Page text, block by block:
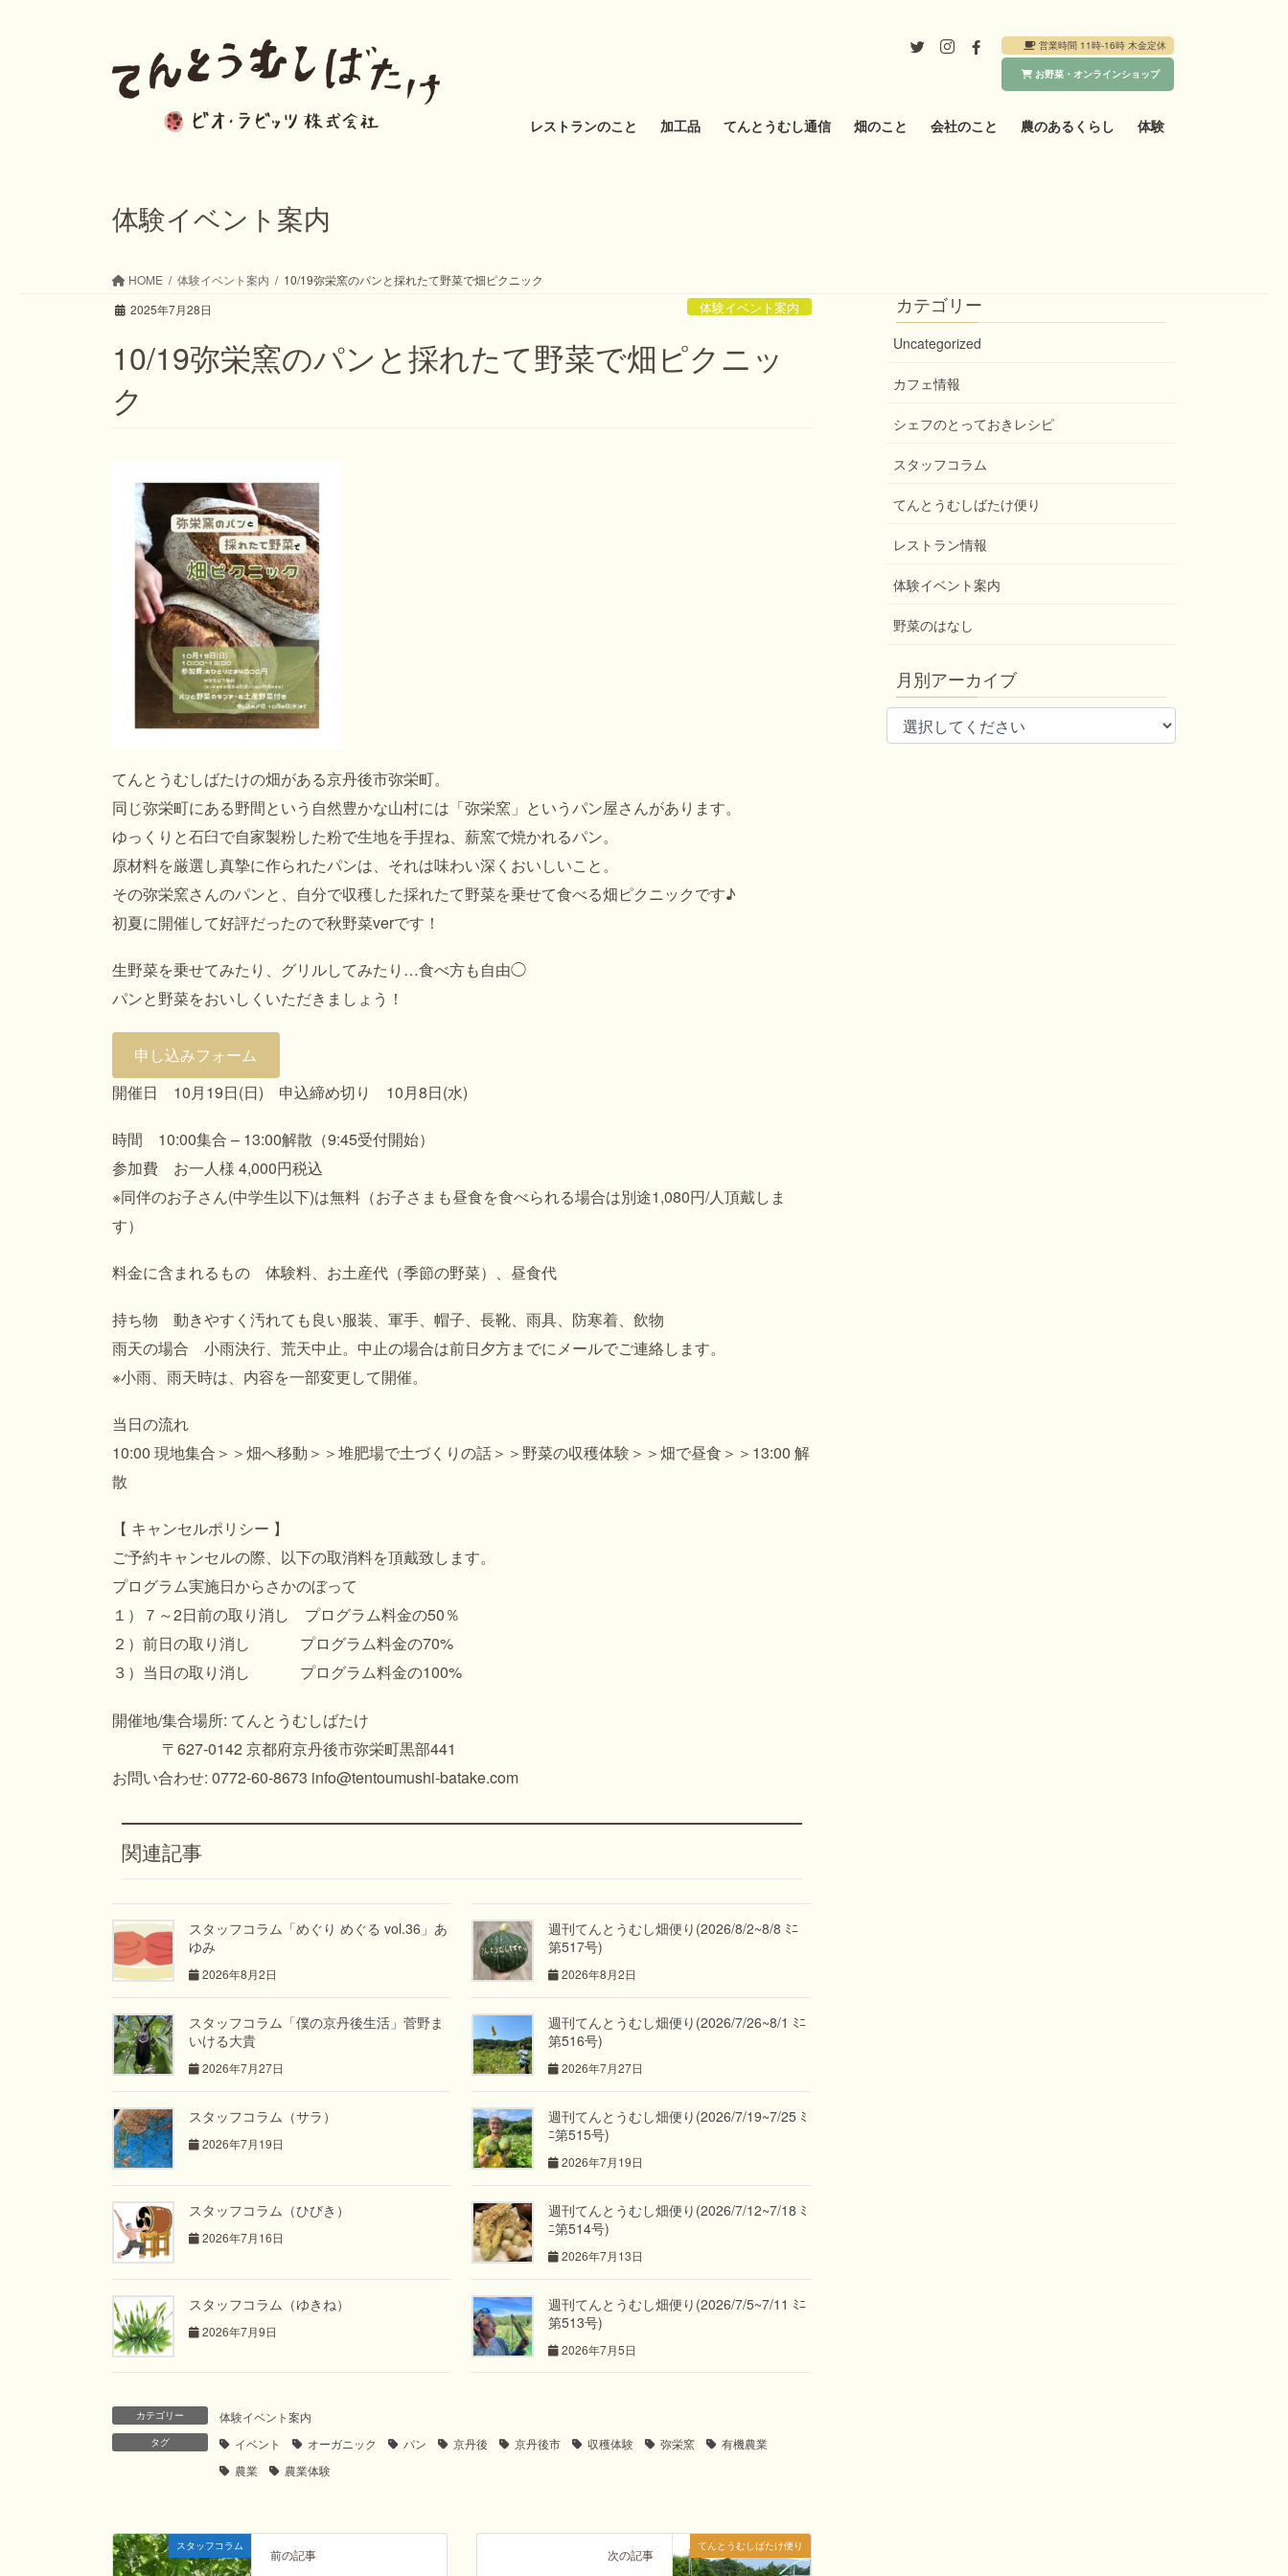
営業時間 11時-16時 木金定休
お野菜・オンラインショップ
レストランのこと 加工品 てんとうむし通信 畑のこと 会社のこと 農のあるくらし 体験
体験イベント案内
HOME 体験イベント案内
10/19弥栄窯のパンと採れたて野菜で畑ピクニック
2025年7月28日
体験イベント案内
10/19弥栄窯のパンと採れたて野菜で畑ピクニッ
ク
てんとうむしばたけの畑がある京丹後市弥栄町。
同じ弥栄町にある野間という自然豊かな山村には「弥栄窯」というパン屋さんがあります。
ゆっくりと石臼で自家製粉した粉で生地を手捏ね、薪窯で焼かれるパン。
原材料を厳選し真摯に作られたパンは、それは味わい深くおいしいこと。
その弥栄窯さんのパンと、自分で収穫した採れたて野菜を乗せて食べる畑ピクニックです♪
初夏に開催して好評だったので秋野菜verです！
生野菜を乗せてみたり、グリルしてみたり…食べ方も自由◯
パンと野菜をおいしくいただきましょう！
申し込みフォーム
開催日 10月19日(日) 申込締め切り 10月8日(水)
時間 10:00集合 – 13:00解散（9:45受付開始）
参加費 お一人様 4,000円税込
※同伴のお子さん(中学生以下)は無料（お子さまも昼食を食べられる場合は別途1,080円/人頂戴しま
す）
料金に含まれるもの 体験料、お土産代（季節の野菜）、昼食代
持ち物 動きやすく汚れても良い服装、軍手、帽子、長靴、雨具、防寒着、飲物
雨天の場合 小雨決行、荒天中止。中止の場合は前日夕方までにメールでご連絡します。
※小雨、雨天時は、内容を一部変更して開催。
当日の流れ
10:00 現地集合＞＞畑へ移動＞＞堆肥場で土づくりの話＞＞野菜の収穫体験＞＞畑で昼食＞＞13:00 解
散
【 キャンセルポリシー 】
ご予約キャンセルの際、以下の取消料を頂戴致します。
プログラム実施日からさかのぼって
１）７～2日前の取り消し プログラム料金の50％
２）前日の取り消し プログラム料金の70%
３）当日の取り消し プログラム料金の100%
開催地/集合場所: てんとうむしばたけ
〒627-0142 京都府京丹後市弥栄町黒部441
お問い合わせ: 0772-60-8673 info@tentoumushi-batake.com
関連記事
スタッフコラム「めぐり めぐる vol.36」あ
ゆみ
2026年8月2日
週刊てんとうむし畑便り(2026/8/2~8/8 ﾐﾆ
第517号)
2026年8月2日
スタッフコラム「僕の京丹後生活」菅野ま
いける大貴
2026年7月27日
週刊てんとうむし畑便り(2026/7/26~8/1 ﾐﾆ
第516号)
2026年7月27日
スタッフコラム（サラ）
2026年7月19日
週刊てんとうむし畑便り(2026/7/19~7/25 ﾐ
ﾆ第515号)
2026年7月19日
スタッフコラム（ひびき）
2026年7月16日
週刊てんとうむし畑便り(2026/7/12~7/18 ﾐ
ﾆ第514号)
2026年7月13日
スタッフコラム（ゆきね）
2026年7月9日
週刊てんとうむし畑便り(2026/7/5~7/11 ﾐﾆ
第513号)
2026年7月5日
カテゴリー 体験イベント案内
タグ イベント オーガニック パン 京丹後 京丹後市 収穫体験 弥栄窯
有機農業
農業
農業体験
スタッフコラム
前の記事
てんとうむしばたけ便り
次の記事
カテゴリー
Uncategorized
カフェ情報
シェフのとっておきレシピ
スタッフコラム
てんとうむしばたけ便り
レストラン情報
体験イベント案内
野菜のはなし
月別アーカイブ